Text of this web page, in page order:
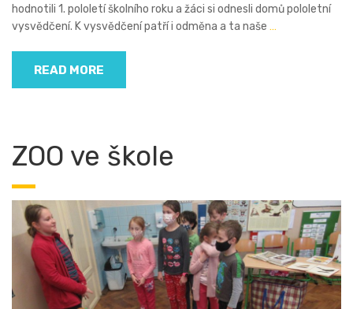
hodnotili 1. pololetí školního roku a žáci si odnesli domů pololetní
vysvědčení. K vysvědčení patří i odměna a ta naše …
READ MORE
ZOO ve škole